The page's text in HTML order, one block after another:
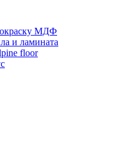
МДФ
и ламината
floor